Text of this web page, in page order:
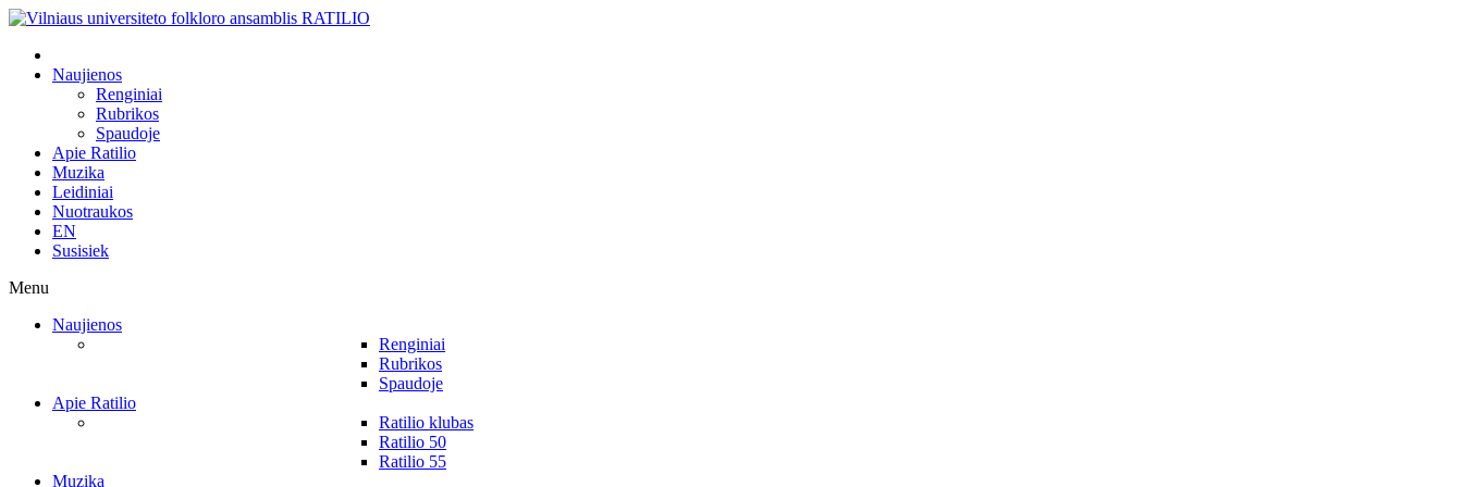
Naujienos
Renginiai
Rubrikos
Spaudoje
Apie Ratilio
Muzika
Leidiniai
Nuotraukos
EN
Susisiek
Menu
Naujienos
Renginiai
Rubrikos
Spaudoje
Apie Ratilio
Ratilio klubas
Ratilio 50
Ratilio 55
Muzika